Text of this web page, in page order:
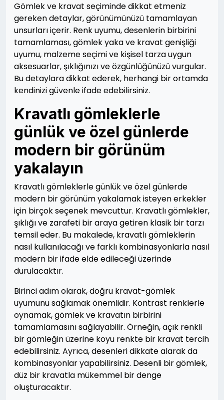
Gömlek ve kravat seçiminde dikkat etmeniz
gereken detaylar, görünümünüzü tamamlayan
unsurları içerir. Renk uyumu, desenlerin birbirini
tamamlaması, gömlek yaka ve kravat genişliği
uyumu, malzeme seçimi ve kişisel tarza uygun
aksesuarlar, şıklığınızı ve özgünlüğünüzü vurgular.
Bu detaylara dikkat ederek, herhangi bir ortamda
kendinizi güvenle ifade edebilirsiniz.
Kravatlı gömleklerle
günlük ve özel günlerde
modern bir görünüm
yakalayın
Kravatlı gömleklerle günlük ve özel günlerde
modern bir görünüm yakalamak isteyen erkekler
için birçok seçenek mevcuttur. Kravatlı gömlekler,
şıklığı ve zarafeti bir araya getiren klasik bir tarzı
temsil eder. Bu makalede, kravatlı gömleklerin
nasıl kullanılacağı ve farklı kombinasyonlarla nasıl
modern bir ifade elde edileceği üzerinde
durulacaktır.
Birinci adım olarak, doğru kravat-gömlek
uyumunu sağlamak önemlidir. Kontrast renklerle
oynamak, gömlek ve kravatın birbirini
tamamlamasını sağlayabilir. Örneğin, açık renkli
bir gömleğin üzerine koyu renkte bir kravat tercih
edebilirsiniz. Ayrıca, desenleri dikkate alarak da
kombinasyonlar yapabilirsiniz. Desenli bir gömlek,
düz bir kravatla mükemmel bir denge
oluşturacaktır.